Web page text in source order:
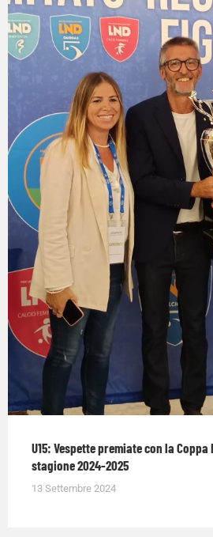
U15: Vespette premiate con la
stagione 2024-2025
13 Settembre 2024